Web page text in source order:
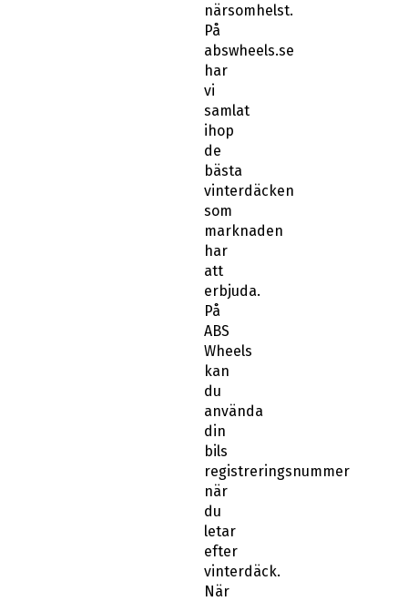
närsomhelst.
På
abswheels.se
har
vi
samlat
ihop
de
bästa
vinterdäcken
som
marknaden
har
att
erbjuda.
På
ABS
Wheels
kan
du
använda
din
bils
registreringsnummer
när
du
letar
efter
vinterdäck.
När